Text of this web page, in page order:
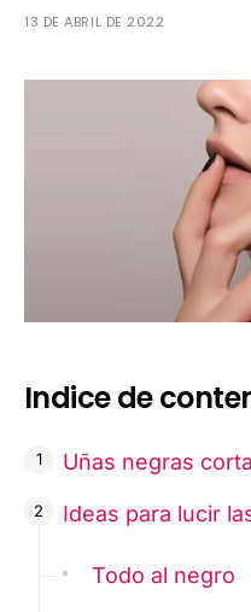
13 DE ABRIL DE 2022
Indice de
Uñas negras
Ideas para lucir
Todo al negro